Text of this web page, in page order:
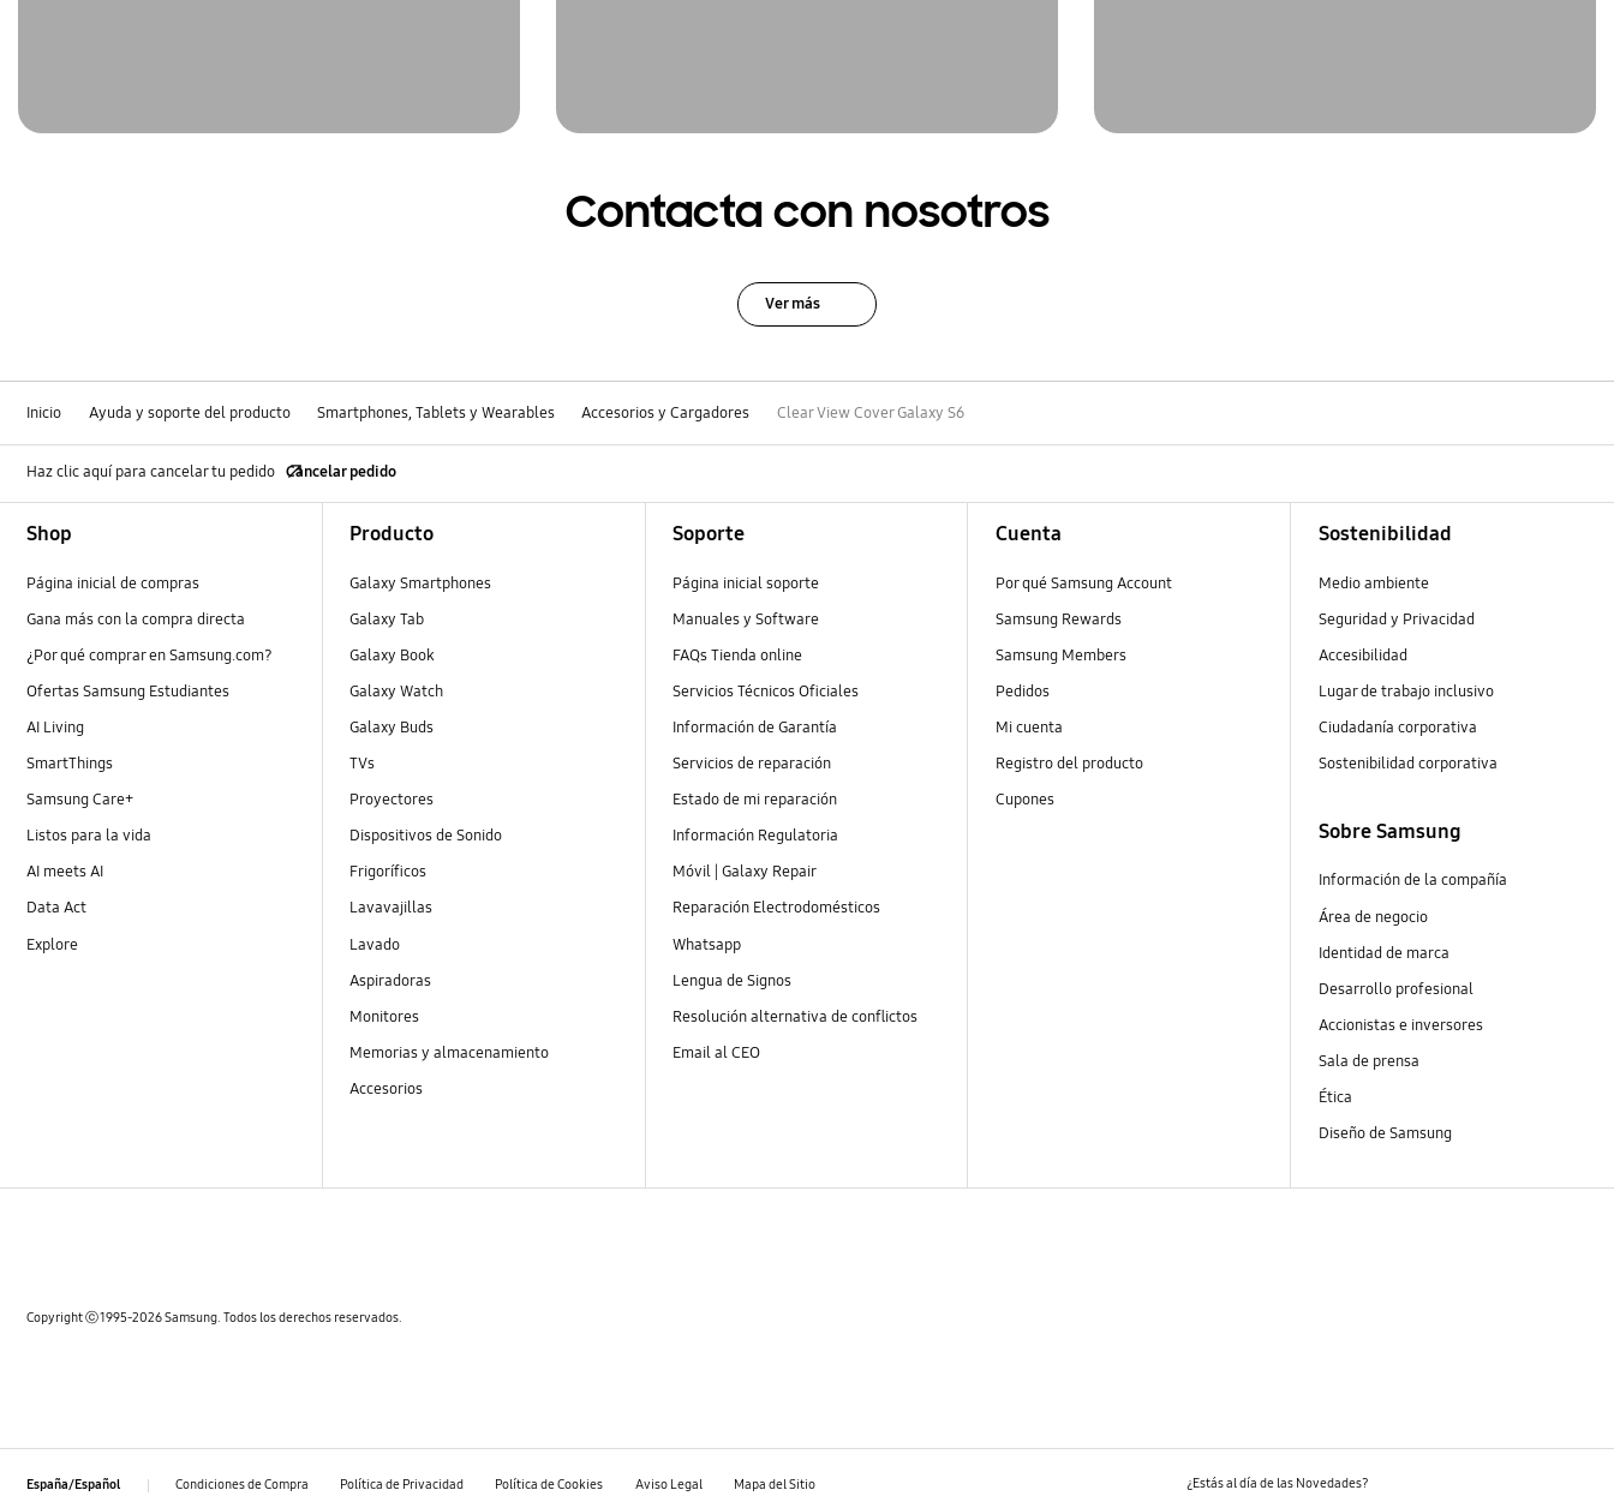
Contacta con nosotros
Ver más
Inicio Ayuda y soporte del producto Smartphones, Tablets y Wearables Accesorios y Cargadores Clear View Cover Galaxy S6
Haz clic aquí para cancelar tu pedido Cancelar pedido
Shop
Página inicial de compras
Gana más con la compra directa
¿Por qué comprar en Samsung.com?
Ofertas Samsung Estudiantes
AI Living
SmartThings
Samsung Care+
Listos para la vida
AI meets AI
Data Act
Explore
Producto
Galaxy Smartphones
Galaxy Tab
Galaxy Book
Galaxy Watch
Galaxy Buds
TVs
Proyectores
Dispositivos de Sonido
Frigoríficos
Lavavajillas
Lavado
Aspiradoras
Monitores
Memorias y almacenamiento
Accesorios
Soporte
Página inicial soporte
Manuales y Software
FAQs Tienda online
Servicios Técnicos Oficiales
Información de Garantía
Servicios de reparación
Estado de mi reparación
Información Regulatoria
Móvil | Galaxy Repair
Reparación Electrodomésticos
Whatsapp
Lengua de Signos
Resolución alternativa de conflictos
Email al CEO
Cuenta
Por qué Samsung Account
Samsung Rewards
Samsung Members
Pedidos
Mi cuenta
Registro del producto
Cupones
Sostenibilidad
Medio ambiente
Seguridad y Privacidad
Accesibilidad
Lugar de trabajo inclusivo
Ciudadanía corporativa
Sostenibilidad corporativa
Sobre Samsung
Información de la compañía
Área de negocio
Identidad de marca
Desarrollo profesional
Accionistas e inversores
Sala de prensa
Ética
Diseño de Samsung
Copyright ⓒ 1995-2026 Samsung. Todos los derechos reservados.
España/Español Condiciones de Compra Política de Privacidad Política de Cookies Aviso Legal Mapa del Sitio ¿Estás al día de las Novedades?